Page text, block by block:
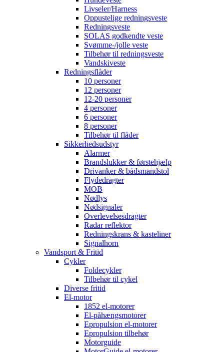
Livseler/Harness
Oppustelige redningsveste
Redningsveste
SOLAS godkendte veste
Svømme-/jolle veste
Tilbehør til redningsveste
Vandskiveste
Redningsflåder
10 personer
12 personer
12-20 personer
4 personer
6 personer
8 personer
Tilbehør til flåder
Sikkerhedsudstyr
Alarmer
Brandslukker & førstehjælp
Drivanker & bådsmandstol
Flydedragter
MOB
Nødlys
Nødsignaler
Overlevelsesdragter
Radar reflektor
Redningskrans & kasteliner
Signalhorn
Vandsport & Fritid
Cykler
Foldecykler
Tilbehør til cykel
Diverse fritid
El-motor
1852 el-motorer
El-påhængsmotorer
Epropulsion el-motorer
Epropulsion tilbehør
Motorguide